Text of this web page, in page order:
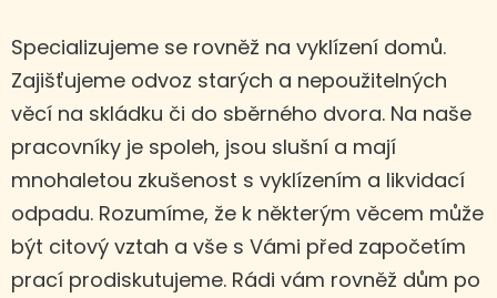
Specializujeme se rovněž na vyklízení domů.
Zajišťujeme odvoz starých a nepoužitelných
věcí na skládku či do sběrného dvora. Na naše
pracovníky je spoleh, jsou slušní a mají
mnohaletou zkušenost s vyklízením a likvidací
odpadu. Rozumíme, že k některým věcem může
být citový vztah a vše s Vámi před započetím
prací prodiskutujeme. Rádi vám rovněž dům po